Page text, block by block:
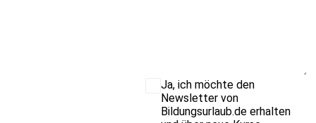
Ja, ich möchte den
Newsletter von
Bildungsurlaub.de erhalten